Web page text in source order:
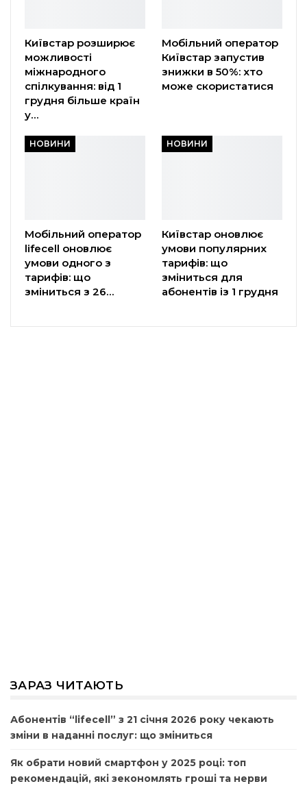
Київстар розширює
можливості
міжнародного
спілкування: від 1
грудня більше країн
у…
Мобільний оператор
Київстар запустив
знижки в 50%: хто
може скористатися
НОВИНИ
Мобільний оператор
lifecell оновлює
умови одного з
тарифів: що
зміниться з 26…
НОВИНИ
Київстар оновлює
умови популярних
тарифів: що
зміниться для
абонентів із 1 грудня
ЗАРАЗ ЧИТАЮТЬ
Абонентів “lifecell” з 21 січня 2026 року чекають
зміни в наданні послуг: що зміниться
Як обрати новий смартфон у 2025 році: топ
рекомендацій, які зекономлять гроші та нерви